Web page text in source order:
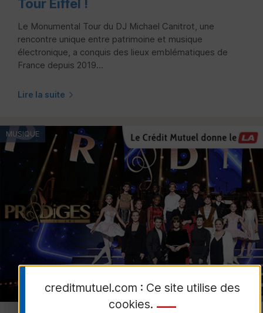
Tour Eiffel !
Le Monumental Tour du DJ Michael Canitrot, une
rencontre unique entre patrimoine et musique
électronique, a conquis des lieux emblématiques de
France depuis 2019...
Lire la suite
MUSIQUE
creditmutuel.com : Ce site utilise des
cookies.